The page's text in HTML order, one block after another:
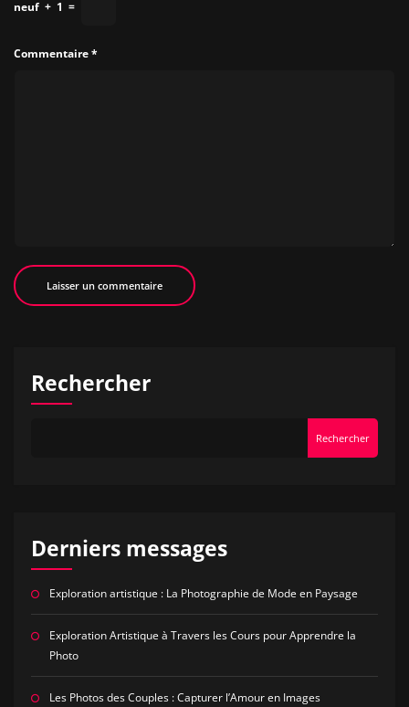
neuf + 1 =
Commentaire*
Rechercher
Rechercher
Derniers messages
Exploration artistique : La Photographie de Mode en Paysage
Exploration Artistique à Travers les Cours pour Apprendre la
Photo
Les Photos des Couples : Capturer l’Amour en Images